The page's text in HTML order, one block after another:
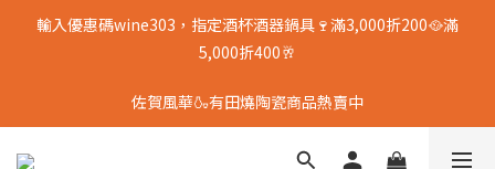
輸入優惠碼wine303，指定酒杯酒器鍋具🍷滿3,000折200🥘滿
5,000折400🥂
佐賀風華🍶有田燒陶瓷商品熱賣中